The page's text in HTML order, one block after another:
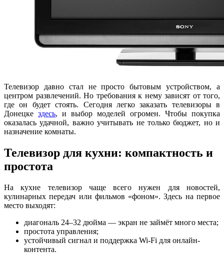
Телевизор давно стал не просто бытовым устройством, а
центром развлечений. Но требования к нему зависят от того,
где он будет стоять. Сегодня легко заказать телевизоры в
Донецке здесь, и выбор моделей огромен. Чтобы покупка
оказалась удачной, важно учитывать не только бюджет, но и
назначение комнаты.
Телевизор для кухни: компактность и
простота
На кухне телевизор чаще всего нужен для новостей,
кулинарных передач или фильмов «фоном». Здесь на первое
место выходят:
диагональ 24–32 дюйма — экран не займёт много места;
простота управления;
устойчивый сигнал и поддержка Wi-Fi для онлайн-
контента.